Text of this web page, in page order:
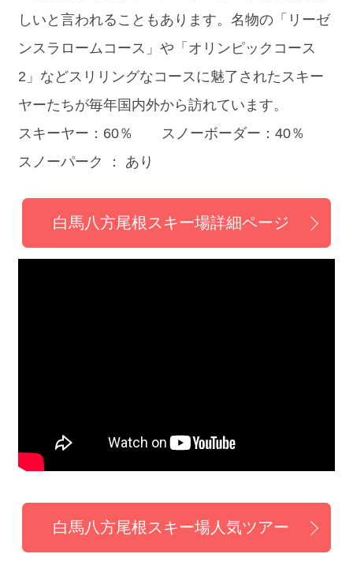
しいと言われることもあります。名物の「リーゼ
ンスラロームコース」や「オリンピックコース
2」などスリリングなコースに魅了されたスキー
ヤーたちが毎年国内外から訪れています。
スキーヤー：60％ スノーボーダー：40％
スノーパーク ： あり
白馬八方尾根スキー場詳細ページ
白馬八方尾根スキー場人気ツアー